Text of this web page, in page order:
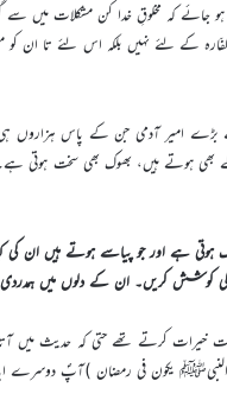
ہو جائے کہ مخلوقِ خدا کن مشکلات
کے لئے نہیں بلکہ اس لئے تا ان کو
امیر آدمی جن کے پاس ہزاروں ہی
بھی ہوتے ہیں، بھوک بھی سخت ہوتی
ہوتی ہے اور جو پیاسے ہوتے ہیں ان
کوشش کریں۔ ان کے دلوں میں ہمدردی
بہت خیرات کرتے تھے حتی کہ حدیث
النبیﷺ یکون فی رمضان )آپؐ دوسرے